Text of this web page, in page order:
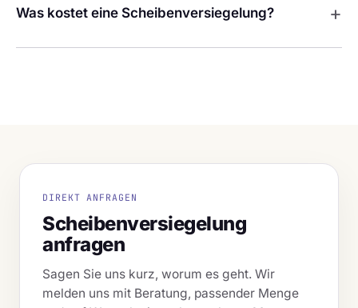
Was kostet eine Scheibenversiegelung? +
DIREKT ANFRAGEN
Scheibenversiegelung
anfragen
Sagen Sie uns kurz, worum es geht. Wir
melden uns mit Beratung, passender Menge